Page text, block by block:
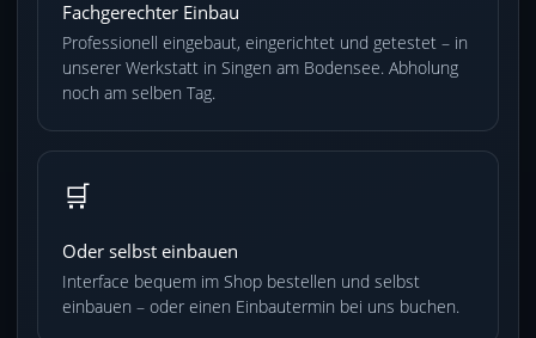
Fachgerechter Einbau
Professionell eingebaut, eingerichtet und getestet – in
unserer Werkstatt in Singen am Bodensee. Abholung
noch am selben Tag.
🛒
Oder selbst einbauen
Interface bequem im Shop bestellen und selbst
einbauen – oder einen Einbautermin bei uns buchen.